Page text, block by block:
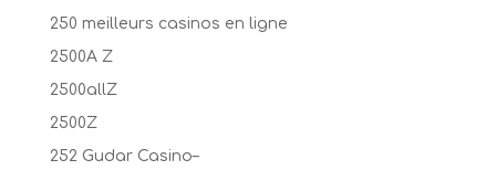
250 meilleurs casinos en ligne
2500A Z
2500allZ
2500Z
252 Gudar Casino–